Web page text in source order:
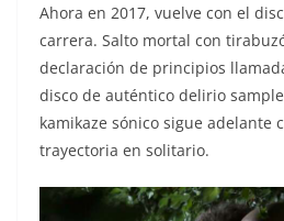
Ahora en 2017, vuelve con el
carrera. Salto mortal con
declaración de principios
disco de auténtico delirio
kamikaze sónico sigue adelante
trayectoria en solitario.